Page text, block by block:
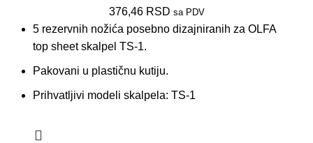
376,46 RSD sa PDV
5 rezervnih nožića posebno dizajniranih za OLFA
top sheet skalpel TS-1.
Pakovani u plastičnu kutiju.
Prihvatljivi modeli skalpela: TS-1